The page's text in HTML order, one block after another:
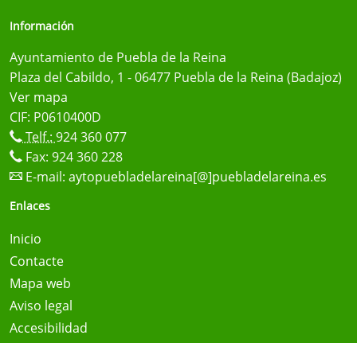
Información
Ayuntamiento de Puebla de la Reina
Plaza del Cabildo, 1 - 06477 Puebla de la Reina (Badajoz)
Ver mapa
CIF: P0610400D
Telf.: 924 360 077
Fax: 924 360 228
E-mail: aytopuebladelareina[@]puebladelareina.es
Enlaces
Inicio
Contacte
Mapa web
Aviso legal
Accesibilidad